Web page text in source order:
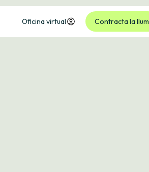
Oficina virtual Contracta la llum